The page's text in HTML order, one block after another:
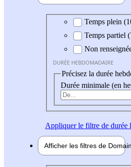
Durée hebdomadaire
Temps plein
Temps partiel
Non
DURÉE HEBDOMADAIRE
Précisez la durée
Durée minimale (en
Appliquerle filtre de durée
Afficher les filtres de